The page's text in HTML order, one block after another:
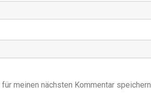
meinen nächsten Kommentar speichern.